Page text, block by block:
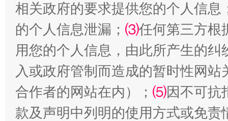
受贿1.44亿！段成刚被判无期 从幼
相关政府的要求提供您的个人信息
的个人信息泄漏； ⑶任何第三方根
用您的个人信息，由此所产生的纠
入或政府管制而造成的暂时性网
合作者的网站在内）； ⑸因不可抗
款及声明中列明的使用方式或免责